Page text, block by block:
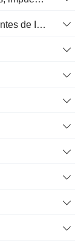
EBITA se traduce como "Resultado Antes de Intereses, Impuestos y Amortizaciones" en español.